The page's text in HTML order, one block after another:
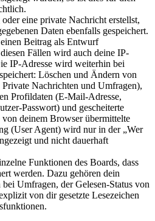
eine private Nachricht erstellst,
Daten ebenfalls gespeichert.
Beitrag als Entwurf
Fällen wird auch deine IP-
IP-Adresse wird weiterhin bei
Löschen und Ändern von
Nachrichten und Umfragen),
Profildaten (E-Mail-Adresse,
Passwort) und gescheiterte
deinem Browser übermittelte
(User Agent) wird nur in der „Wer
und nicht dauerhaft
Funktionen des Boards, dass
werden. Dazu gehören dein
Umfragen, der Gelesen-Status von
von dir gesetzte Lesezeichen